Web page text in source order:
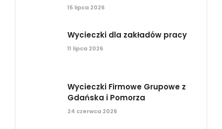
15 lipca 2026
Wycieczki dla zakładów pracy
11 lipca 2026
Wycieczki Firmowe Grupowe z
Gdańska i Pomorza
24 czerwca 2026